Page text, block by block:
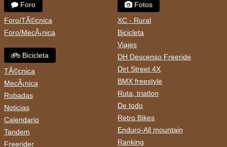
Foro
Foro/TÃ©cnica
Foro/MecÃ¡nica
Bicicleta
TÃ©cnica
MecÃ¡nica
Robadas
Noticias
Calendario
Tandem
Freerider
Fotos
XC - Rural
Bicicleta
Viajes
DH Descenso Freeride
Dirt Street 4X
BMX freestyle
Ruta, triatlon
De todo
Retro Bikes
Enduro-All mountain
Ranking